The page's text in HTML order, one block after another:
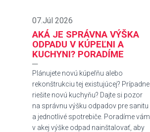
07.Júl 2026
AKÁ JE SPRÁVNA VÝŠKA
ODPADU V KÚPEĽNI A
KUCHYNI? PORADÍME
─
Plánujete novú kúpeľňu alebo
rekonštrukciu tej existujúcej? Prípadne
riešite novú kuchyňu? Dajte si pozor
na správnu výšku odpadov pre sanitu
a jednotlivé spotrebiče. Poradíme vám,
v akej výške odpad nainštalovať, aby